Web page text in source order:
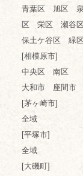
青葉区 旭区
区 栄区 瀬谷
保土ケ谷区 緑
[相模原市]
中央区 南区
大和市 座間市
[茅ヶ崎市]
全域
[平塚市]
全域
[大磯町]